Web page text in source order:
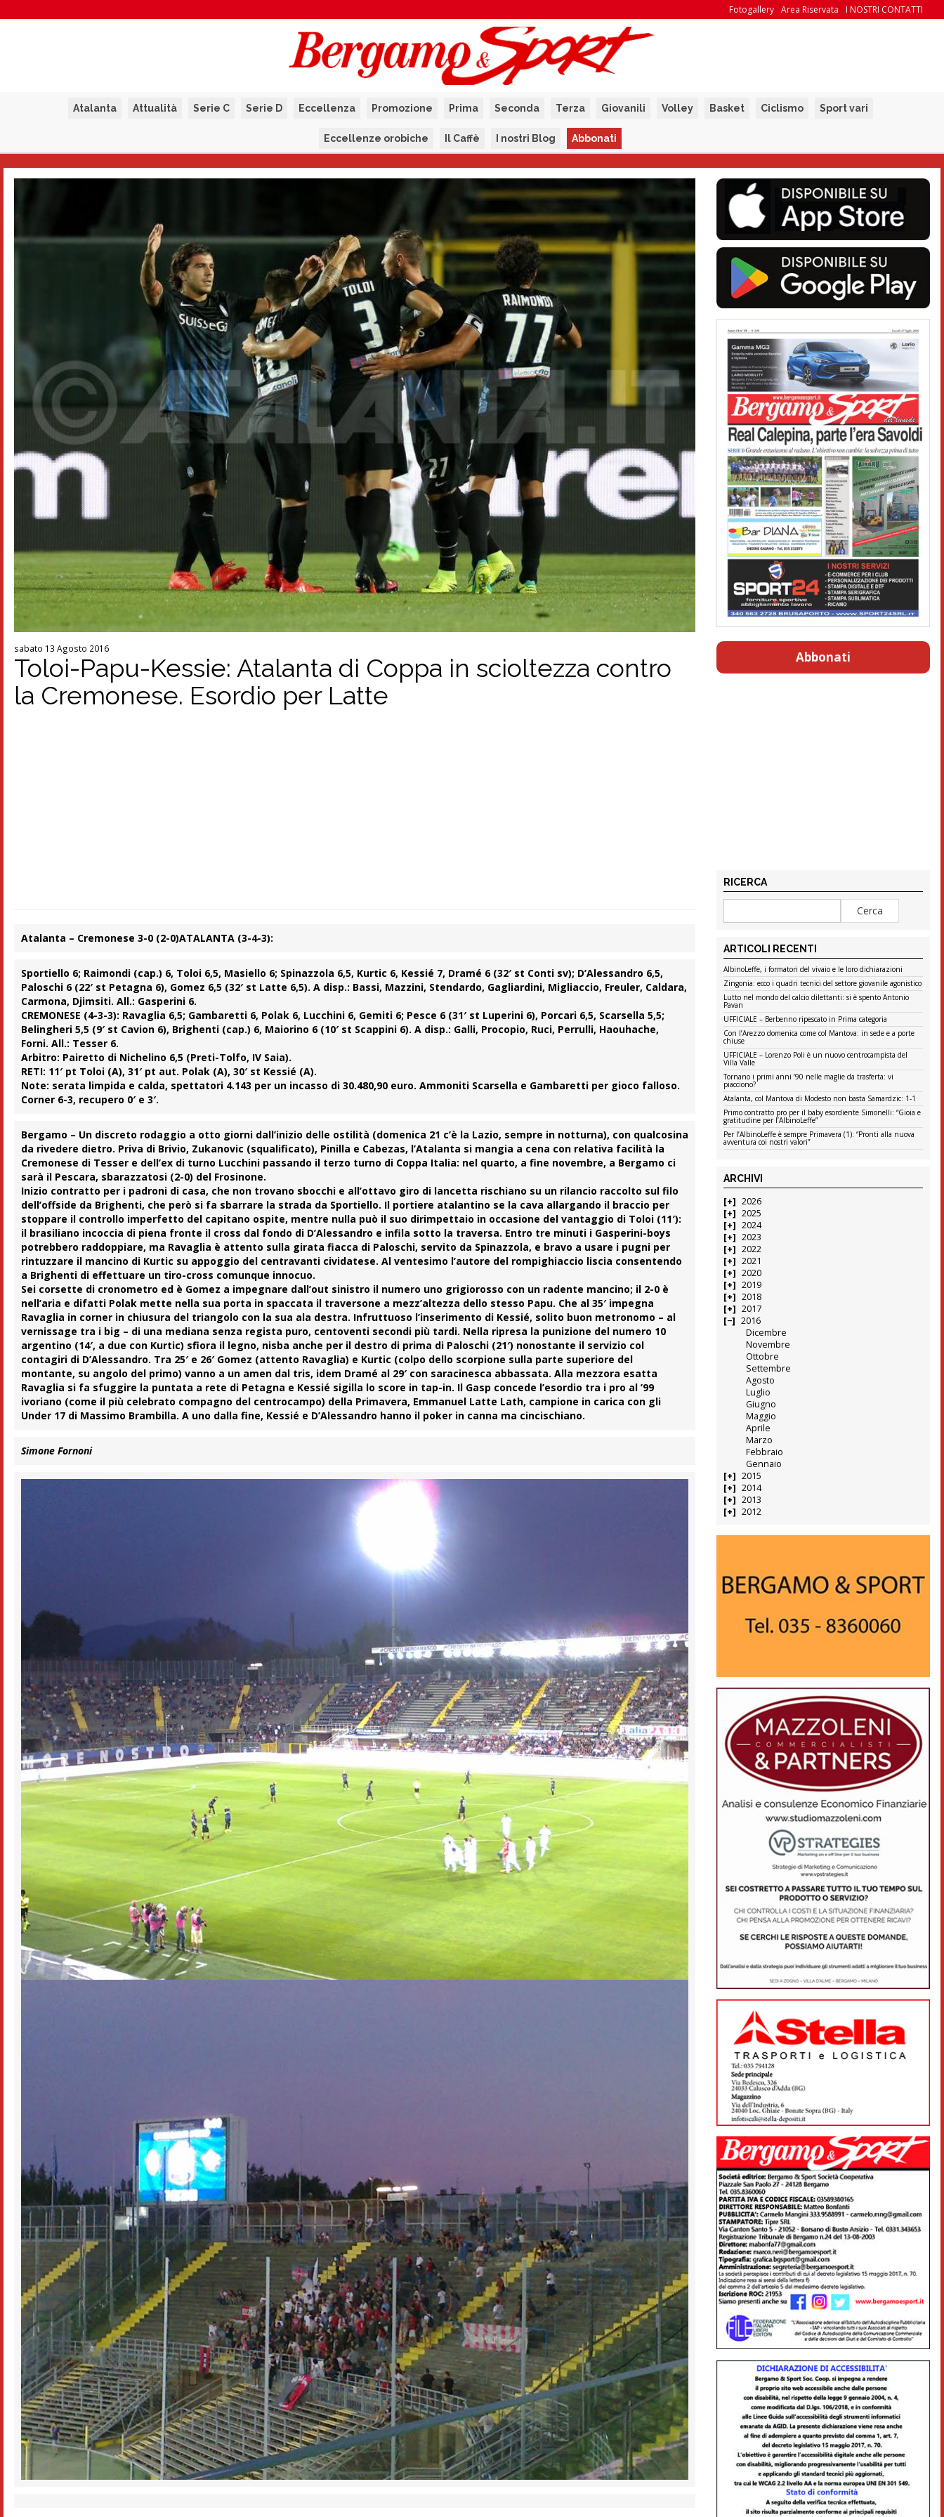
I NOSTRI CONTATTI
Area Riservata
Fotogallery
Atalanta Attualità Serie C Serie D Eccellenza Promozione Prima Seconda Terza Giovanili Volley Basket Ciclismo Sport vari
Eccellenze orobiche Il Caffè I nostri Blog Abbonati
sabato 13 Agosto 2016
Toloi-Papu-Kessie: Atalanta di Coppa in scioltezza contro
la Cremonese. Esordio per Latte
Atalanta – Cremonese 3-0 (2-0)ATALANTA (3-4-3):
Sportiello 6; Raimondi (cap.) 6, Toloi 6,5, Masiello 6; Spinazzola 6,5, Kurtic 6, Kessié 7, Dramé 6 (32′ st Conti sv); D’Alessandro 6,5,
Paloschi 6 (22′ st Petagna 6), Gomez 6,5 (32′ st Latte 6,5). A disp.: Bassi, Mazzini, Stendardo, Gagliardini, Migliaccio, Freuler, Caldara,
Carmona, Djimsiti. All.: Gasperini 6.
CREMONESE (4-3-3): Ravaglia 6,5; Gambaretti 6, Polak 6, Lucchini 6, Gemiti 6; Pesce 6 (31′ st Luperini 6), Porcari 6,5, Scarsella 5,5;
Belingheri 5,5 (9′ st Cavion 6), Brighenti (cap.) 6, Maiorino 6 (10′ st Scappini 6). A disp.: Galli, Procopio, Ruci, Perrulli, Haouhache,
Forni. All.: Tesser 6.
Arbitro: Pairetto di Nichelino 6,5 (Preti-Tolfo, IV Saia).
RETI: 11′ pt Toloi (A), 31′ pt aut. Polak (A), 30′ st Kessié (A).
Note: serata limpida e calda, spettatori 4.143 per un incasso di 30.480,90 euro. Ammoniti Scarsella e Gambaretti per gioco falloso.
Corner 6-3, recupero 0′ e 3′.
Bergamo – Un discreto rodaggio a otto giorni dall’inizio delle ostilità (domenica 21 c’è la Lazio, sempre in notturna), con qualcosina
da rivedere dietro. Priva di Brivio, Zukanovic (squalificato), Pinilla e Cabezas, l’Atalanta si mangia a cena con relativa facilità la
Cremonese di Tesser e dell’ex di turno Lucchini passando il terzo turno di Coppa Italia: nel quarto, a fine novembre, a Bergamo ci
sarà il Pescara, sbarazzatosi (2-0) del Frosinone.
Inizio contratto per i padroni di casa, che non trovano sbocchi e all’ottavo giro di lancetta rischiano su un rilancio raccolto sul filo
dell’offside da Brighenti, che però si fa sbarrare la strada da Sportiello. Il portiere atalantino se la cava allargando il braccio per
stoppare il controllo imperfetto del capitano ospite, mentre nulla può il suo dirimpettaio in occasione del vantaggio di Toloi (11′):
il brasiliano incoccia di piena fronte il cross dal fondo di D’Alessandro e infila sotto la traversa. Entro tre minuti i Gasperini-boys
potrebbero raddoppiare, ma Ravaglia è attento sulla girata fiacca di Paloschi, servito da Spinazzola, e bravo a usare i pugni per
rintuzzare il mancino di Kurtic su appoggio del centravanti cividatese. Al ventesimo l’autore del rompighiaccio liscia consentendo
a Brighenti di effettuare un tiro-cross comunque innocuo.
Sei corsette di cronometro ed è Gomez a impegnare dall’out sinistro il numero uno grigiorosso con un radente mancino; il 2-0 è
nell’aria e difatti Polak mette nella sua porta in spaccata il traversone a mezz’altezza dello stesso Papu. Che al 35′ impegna
Ravaglia in corner in chiusura del triangolo con la sua ala destra. Infruttuoso l’inserimento di Kessié, solito buon metronomo – al
vernissage tra i big – di una mediana senza regista puro, centoventi secondi più tardi. Nella ripresa la punizione del numero 10
argentino (14′, a due con Kurtic) sfiora il legno, nisba anche per il destro di prima di Paloschi (21′) nonostante il servizio col
contagiri di D’Alessandro. Tra 25′ e 26′ Gomez (attento Ravaglia) e Kurtic (colpo dello scorpione sulla parte superiore del
montante, su angolo del primo) vanno a un amen dal tris, idem Dramé al 29′ con saracinesca abbassata. Alla mezzora esatta
Ravaglia si fa sfuggire la puntata a rete di Petagna e Kessié sigilla lo score in tap-in. Il Gasp concede l’esordio tra i pro al ’99
ivoriano (come il più celebrato compagno del centrocampo) della Primavera, Emmanuel Latte Lath, campione in carica con gli
Under 17 di Massimo Brambilla. A uno dalla fine, Kessié e D’Alessandro hanno il poker in canna ma cincischiano.
Simone Fornoni
Abbonati
RICERCA
ARTICOLI RECENTI
AlbinoLeffe, i formatori del vivaio e le loro dichiarazioni
Zingonia: ecco i quadri tecnici del settore giovanile agonistico
Lutto nel mondo del calcio dilettanti: si è spento Antonio
Pavan
UFFICIALE – Berbenno ripescato in Prima categoria
Con l’Arezzo domenica come col Mantova: in sede e a porte
chiuse
UFFICIALE – Lorenzo Poli è un nuovo centrocampista del
Villa Valle
Tornano i primi anni ’90 nelle maglie da trasferta: vi
piacciono?
Atalanta, col Mantova di Modesto non basta Samardzic: 1-1
Primo contratto pro per il baby esordiente Simonelli: “Gioia e
gratitudine per l’AlbinoLeffe”
Per l’AlbinoLeffe è sempre Primavera (1): “Pronti alla nuova
avventura coi nostri valori”
ARCHIVI
2026
2025
2024
2023
2022
2021
2020
2019
2018
2017
2016
Dicembre
Novembre
Ottobre
Settembre
Agosto
Luglio
Giugno
Maggio
Aprile
Marzo
Febbraio
Gennaio
2015
2014
2013
2012